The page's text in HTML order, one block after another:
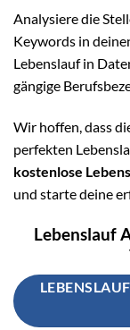
Analysiere die
Keywords in
Lebenslauf in
gängige
Wir hoffen, dass
perfekten
kostenlose
und starte deine
Lebenslauf